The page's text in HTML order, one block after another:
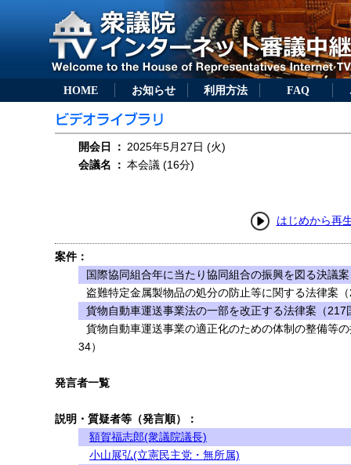
HOME お知らせ 利用方法 FAQ
開会日 ： 2025年5月27日 (火)
会議名
： 本会議 (16分)
はじめから再
案件：
国際協同組合年に当たり協同組合の振興を図る決議
盗難特定金属製物品の処分の防止等に関する法律案
貨物自動車運送事業法の一部を改正する法律案（217
貨物自動車運送事業の適正化のための体制の整備等
34）
発言者一覧
説明・質疑者等（発言順）：
額賀福志郎(衆議院議長)
小山展弘(立憲民主党・無所属)